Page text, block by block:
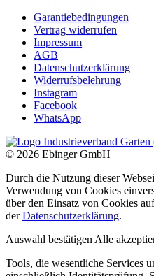
Garantiebedingungen
Vertrag widerrufen
Impressum
AGB
Datenschutzerklärung
Widerrufsbelehrung
Instagram
Facebook
WhatsApp
© 2026 Ebinger GmbH
Durch die Nutzung dieser
Verwendung von Cookies
über den Einsatz von Cookies
derDatenschutzerklärung.
Auswahl bestätigen Alle
Tools, die wesentliche Services